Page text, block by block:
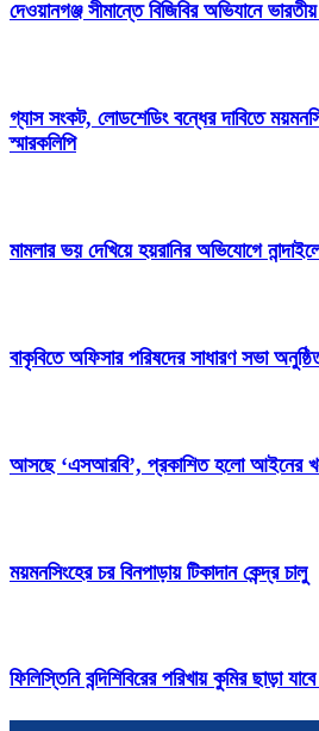
দেওয়ানগঞ্জ সীমান্তে বিজিবির অভিযানে
গ্যাস সংকট, লোডশেডিং বন্ধের দাবিতে
স্মারকলিপি
মামলার ভয় দেখিয়ে হয়রানির অভিযোগে
বাকৃবিতে অফিসার পরিষদের সাধারণ সভা
আসছে ‘এসআরবি’, প্রকাশিত হলো আইনের
ময়মনসিংহের চর বিনপাড়ায় টিকাদান কেন্দ্র চালু
ফিলিস্তিনি বন্দিশিবিরের পরিখায় কুমির ছাড়া